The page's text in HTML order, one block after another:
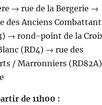
→ rue de la Bergerie →
des Anciens
→ rond-point de la
(RD4) → rue des
/ Marronniers (RD82A)
de 11h00 :